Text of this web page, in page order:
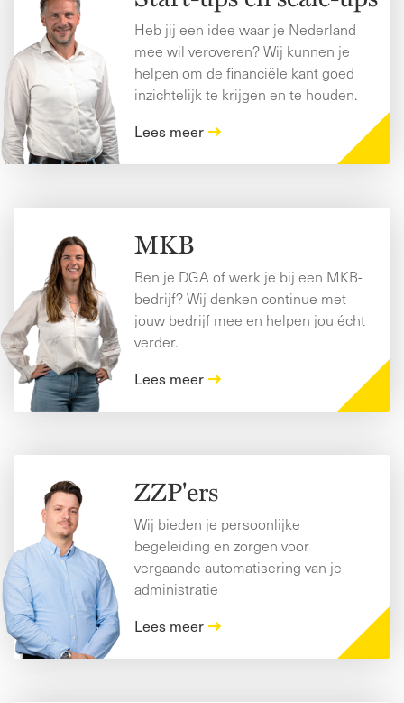
Heb jij een idee waar je Nederland
mee wil veroveren? Wij kunnen je
helpen om de financiële kant goed
inzichtelijk te krijgen en te houden.
Lees meer
MKB
Ben je DGA of werk je bij een MKB-
bedrijf? Wij denken continue met
jouw bedrijf mee en helpen jou écht
verder.
Lees meer
ZZP'ers
Wij bieden je persoonlijke
begeleiding en zorgen voor
vergaande automatisering van je
administratie
Lees meer